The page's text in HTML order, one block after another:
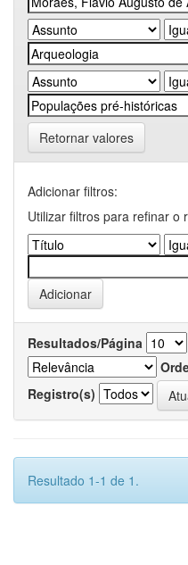
Retornar valores
Adicionar filtros:
Utilizar filtros para refinar o
Resultados/Página
Registro(s)
Resultado 1-1 de 1.